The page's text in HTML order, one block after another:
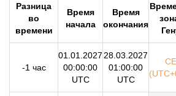
Разница
во
времени
Время
начала
Время
окончания
-1 час
01.01.2027
00:00:00
UTC
28.03.2027
01:00:00
UTC